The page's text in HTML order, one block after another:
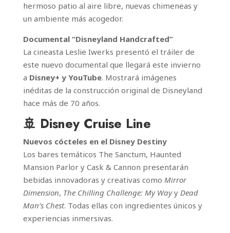
hermoso patio al aire libre, nuevas chimeneas y
un ambiente más acogedor.
Documental “Disneyland Handcrafted”
La cineasta Leslie Iwerks presentó el tráiler de
este nuevo documental que llegará este invierno
a Disney+ y YouTube. Mostrará imágenes
inéditas de la construcción original de Disneyland
hace más de 70 años.
🚢 Disney Cruise Line
Nuevos cócteles en el Disney Destiny
Los bares temáticos The Sanctum, Haunted
Mansion Parlor y Cask & Cannon presentarán
bebidas innovadoras y creativas como Mirror
Dimension, The Chilling Challenge: My Wayy Dead
Man’s Chest. Todas ellas con ingredientes únicos y
experiencias inmersivas.